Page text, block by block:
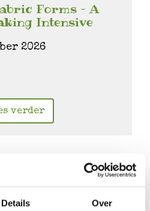
Details Over
Forms – A
Intensive
2026
verder